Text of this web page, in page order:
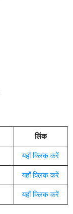
लिंक
यहाँ क्लिक करें
यहाँ क्लिक करें
यहाँ क्लिक करें